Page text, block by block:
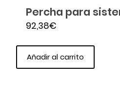
Percha para
92,38€
Añadir al carrito